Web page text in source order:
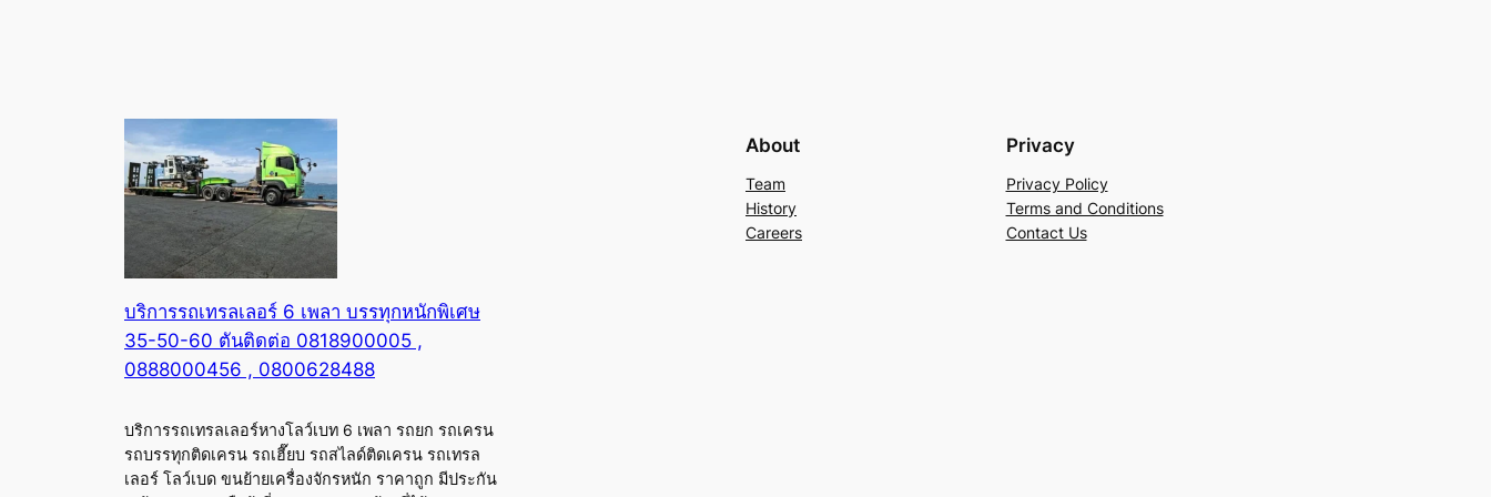
บริการรถเทรลเลอร์ 6 เพลา บรรทุกหนักพิเศษ
35-50-60 ตันติดต่อ 0818900005 ,
0888000456 , 0800628488
บริการรถเทรลเลอร์หางโลว์เบท 6 เพลา รถยก รถเครน
รถบรรทุกติดเครน รถเฮี๊ยบ รถสไลด์ติดเครน รถเทรล
เลอร์ โลว์เบด ขนย้ายเครื่องจักรหนัก ราคาถูก มีประกัน
About
Team
History
Careers
Privacy
Privacy Policy
Terms and Conditions
Contact Us